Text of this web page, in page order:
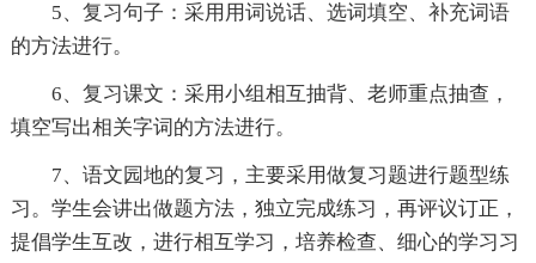
5、复习句子：采用用词说话、选词填空、补充词语
的方法进行。
6、复习课文：采用小组相互抽背、老师重点抽查，
填空写出相关字词的方法进行。
7、语文园地的复习，主要采用做复习题进行题型练
习。学生会讲出做题方法，独立完成练习，再评议订正，
提倡学生互改，进行相互学习，培养检查、细心的学习习